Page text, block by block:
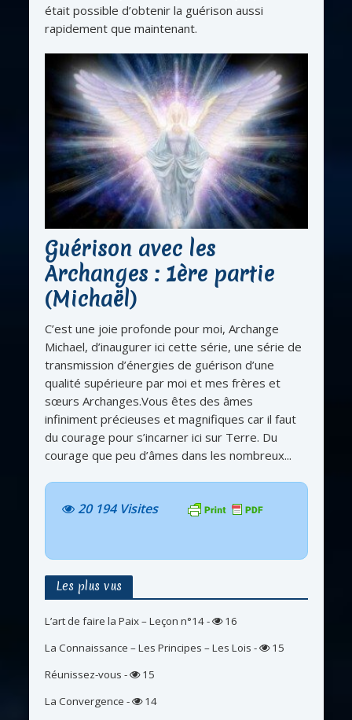
était possible d’obtenir la guérison aussi
rapidement que maintenant.
Guérison avec les
Archanges : 1ère partie
(Michaël)
C’est une joie profonde pour moi, Archange
Michael, d’inaugurer ici cette série, une série de
transmission d’énergies de guérison d’une
qualité supérieure par moi et mes frères et
sœurs Archanges.Vous êtes des âmes
infiniment précieuses et magnifiques car il faut
du courage pour s’incarner ici sur Terre. Du
courage que peu d’âmes dans les nombreux...
20 194 Visites
Les plus vus
L’art de faire la Paix – Leçon n°14-
16
La Connaissance – Les Principes – Les Lois -
15
Réunissez-vous -
15
La Convergence -
14